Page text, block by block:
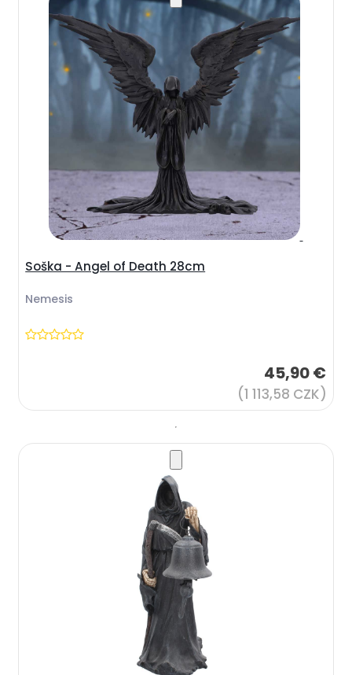
Soška - Angel of Death 28cm
Nemesis
45,90 €
(1 113,58 CZK)